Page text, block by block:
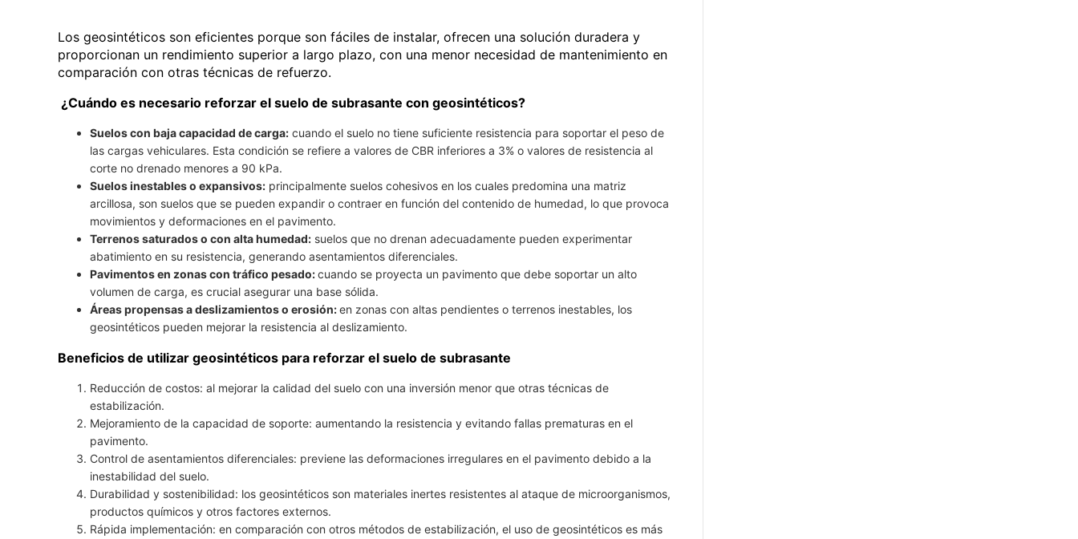
Los geosintéticos son eficientes porque son fáciles de instalar, ofrecen una solución duradera y
proporcionan un rendimiento superior a largo plazo, con una menor necesidad de mantenimiento en
comparación con otras técnicas de refuerzo.
¿Cuándo es necesario reforzar el suelo de subrasante con geosintéticos?
Suelos con baja capacidad de carga: cuando el suelo no tiene suficiente resistencia para soportar el peso de
las cargas vehiculares. Esta condición se refiere a valores de CBR inferiores a 3% o valores de resistencia al
corte no drenado menores a 90 kPa.
Suelos inestables o expansivos: principalmente suelos cohesivos en los cuales predomina una matriz
arcillosa, son suelos que se pueden expandir o contraer en función del contenido de humedad, lo que provoca
movimientos y deformaciones en el pavimento.
Terrenos saturados o con alta humedad: suelos que no drenan adecuadamente pueden experimentar
abatimiento en su resistencia, generando asentamientos diferenciales.
Pavimentos en zonas con tráfico pesado:cuando se proyecta un pavimento que debe soportar un alto
volumen de carga, es crucial asegurar una base sólida.
Áreas propensas a deslizamientos o erosión:en zonas con altas pendientes o terrenos inestables, los
geosintéticos pueden mejorar la resistencia al deslizamiento.
Beneficios de utilizar geosintéticos para reforzar el suelo de subrasante
Reducción de costos: al mejorar la calidad del suelo con una inversión menor que otras técnicas de
estabilización.
Mejoramiento de la capacidad de soporte: aumentando la resistencia y evitando fallas prematuras en el
pavimento.
Control de asentamientos diferenciales: previene las deformaciones irregulares en el pavimento debido a la
inestabilidad del suelo.
Durabilidad y sostenibilidad: los geosintéticos son materiales inertes resistentes al ataque de microorganismos,
productos químicos y otros factores externos.
Rápida implementación: en comparación con otros métodos de estabilización, el uso de geosintéticos es más